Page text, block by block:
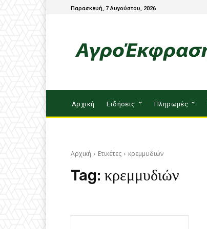
Παρασκευή, 7 Αυγούστου, 2026
Αρχική Ειδήσεις Πληρωμές
Αρχική Ετικέτες κρεμμυδιών
Tag: κρεμμυδιών